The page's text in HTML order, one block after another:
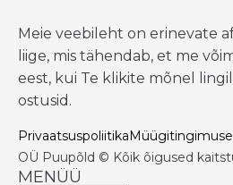
Meie veebileht on erinevate
liige, mis tähendab, et me
eest, kui Te klikite mõnel
ostusid.
Privaatsuspoliitika
OÜ Puupõld © Kõik õigused
MENÜÜ